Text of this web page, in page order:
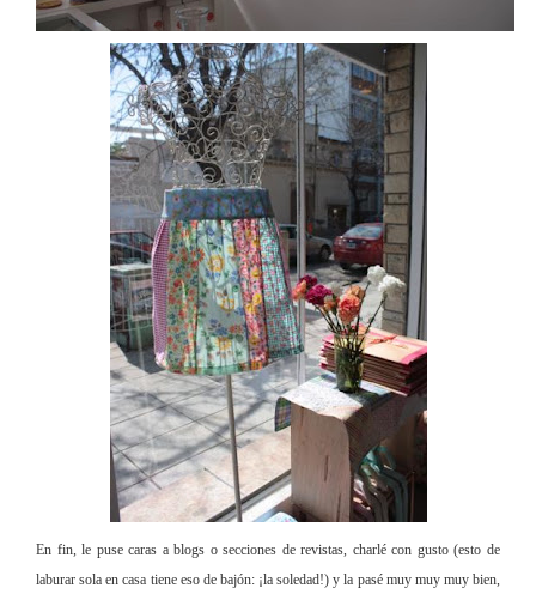
En fin, le puse caras a blogs o secciones de revistas, charlé con gusto (esto de
laburar sola en casa tiene eso de bajón: ¡la soledad!) y la pasé muy muy muy bien,